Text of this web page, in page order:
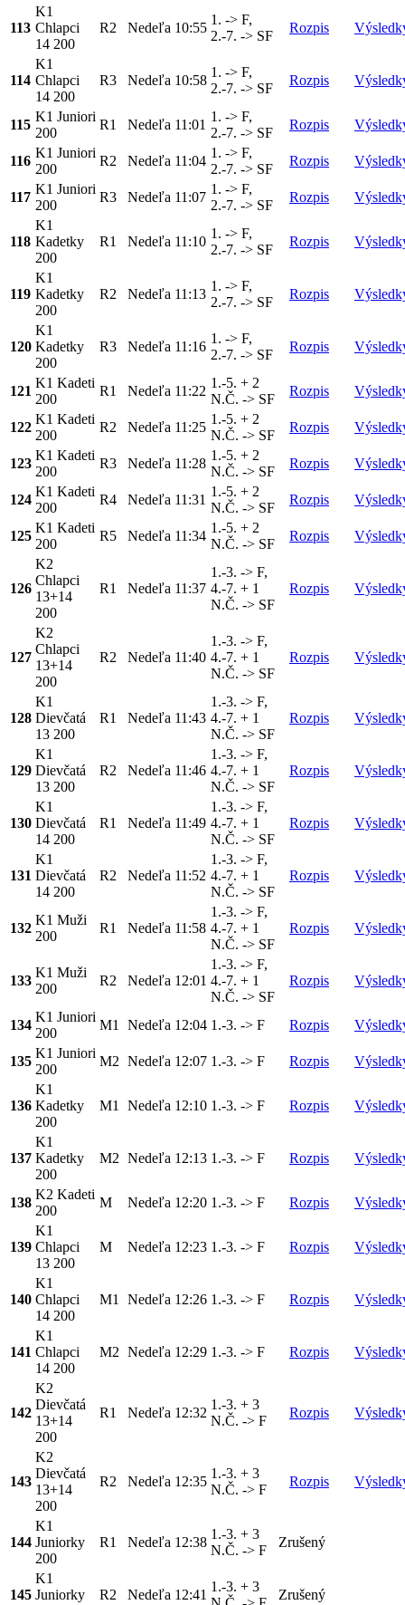
113
K1
Chlapci
14 200
R2 Nedeľa 10:55
1. -> F,
2.-7. -> SF
Rozpis
114
K1
Chlapci
14 200
R3 Nedeľa 10:58
1. -> F,
2.-7. -> SF
Rozpis
115
K1 Juniori
200
R1 Nedeľa 11:01
1. -> F,
2.-7. -> SF
Rozpis
116
K1 Juniori
200
R2 Nedeľa 11:04
1. -> F,
2.-7. -> SF
Rozpis
117
K1 Juniori
200
R3 Nedeľa 11:07
1. -> F,
2.-7. -> SF
Rozpis
118
K1
Kadetky
200
R1 Nedeľa 11:10
1. -> F,
2.-7. -> SF
Rozpis
119
K1
Kadetky
200
R2 Nedeľa 11:13
1. -> F,
2.-7. -> SF
Rozpis
120
K1
Kadetky
200
R3 Nedeľa 11:16
1. -> F,
2.-7. -> SF
Rozpis
121
K1 Kadeti
200
R1 Nedeľa 11:22
1.-5. + 2
N.Č. -> SF
Rozpis
122
K1 Kadeti
200
R2 Nedeľa 11:25
1.-5. + 2
N.Č. -> SF
Rozpis
123
K1 Kadeti
200
R3 Nedeľa 11:28
1.-5. + 2
N.Č. -> SF
Rozpis
124
K1 Kadeti
200
R4 Nedeľa 11:31
1.-5. + 2
N.Č. -> SF
Rozpis
125
K1 Kadeti
200
R5 Nedeľa 11:34
1.-5. + 2
N.Č. -> SF
Rozpis
126
K2
Chlapci
13+14
200
R1 Nedeľa 11:37
1.-3. -> F,
4.-7. + 1
N.Č. -> SF
Rozpis
127
K2
Chlapci
13+14
200
R2 Nedeľa 11:40
1.-3. -> F,
4.-7. + 1
N.Č. -> SF
Rozpis
128
K1
Dievčatá
13 200
R1 Nedeľa 11:43
1.-3. -> F,
4.-7. + 1
N.Č. -> SF
Rozpis
129
K1
Dievčatá
13 200
R2 Nedeľa 11:46
1.-3. -> F,
4.-7. + 1
N.Č. -> SF
Rozpis
130
K1
Dievčatá
14 200
R1 Nedeľa 11:49
1.-3. -> F,
4.-7. + 1
N.Č. -> SF
Rozpis
131
K1
Dievčatá
14 200
R2 Nedeľa 11:52
1.-3. -> F,
4.-7. + 1
N.Č. -> SF
Rozpis
132
K1 Muži
200
R1 Nedeľa 11:58
1.-3. -> F,
4.-7. + 1
N.Č. -> SF
Rozpis
133
K1 Muži
200
R2 Nedeľa 12:01
1.-3. -> F,
4.-7. + 1
N.Č. -> SF
Rozpis
134
K1 Juniori
200
M1 Nedeľa 12:04 1.-3. -> F Rozpis
135
K1 Juniori
200
M2 Nedeľa 12:07 1.-3. -> F Rozpis
136
K1
Kadetky
200
M1 Nedeľa 12:10 1.-3. -> F Rozpis
137
K1
Kadetky
200
M2 Nedeľa 12:13 1.-3. -> F Rozpis
138
K2 Kadeti
200
M Nedeľa 12:20 1.-3. -> F Rozpis
139
K1
Chlapci
13 200
M Nedeľa 12:23 1.-3. -> F Rozpis
140
K1
Chlapci
14 200
M1 Nedeľa 12:26 1.-3. -> F Rozpis
141
K1
Chlapci
14 200
M2 Nedeľa 12:29 1.-3. -> F Rozpis
142
K2
Dievčatá
13+14
200
R1 Nedeľa 12:32
1.-3. + 3
N.Č. -> F
Rozpis
143
K2
Dievčatá
13+14
200
R2 Nedeľa 12:35
1.-3. + 3
N.Č. -> F
Rozpis
144
K1
Juniorky
200
R1 Nedeľa 12:38
1.-3. + 3
N.Č. -> F
Zrušený
145
K1
Juniorky
R2 Nedeľa 12:41
1.-3. + 3
Zrušený